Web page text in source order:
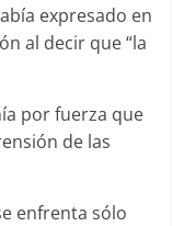
expresado en
al decir que “la
por fuerza que
de las
enfrenta sólo